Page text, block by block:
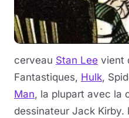
cerveau Stan Lee vient
Fantastiques, Hulk,
Man, la plupart avec la
dessinateur Jack Kirby.